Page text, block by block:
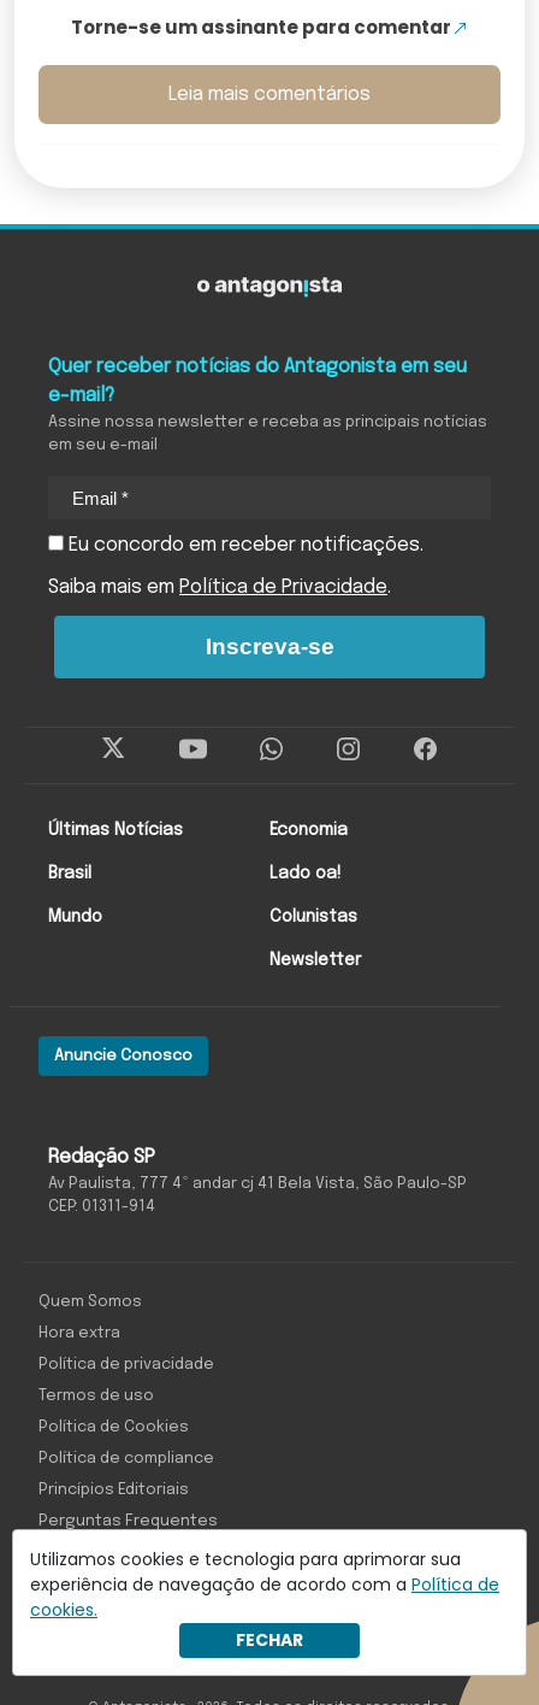
Torne-se um assinante para comentar
Leia mais comentários
Utilizamos cookies e tecnologia para aprimorar sua
experiência de navegação de acordo com a Política de
cookies.
FECHAR
Redação SP
Av Paulista, 777 4º andar cj 41 Bela Vista, São Paulo-SP
CEP: 01311-914
Anuncie Conosco
Últimas Notícias
Brasil
Mundo
Economia
Lado oa!
Colunistas
Newsletter
Quer receber notícias do Antagonista em seu
e-mail?
Assine nossa newsletter e receba as principais notícias
em seu e-mail
Eu concordo em receber notificações.
Saiba mais em Política de Privacidade.
Inscreva-se
Com inteligência e tecnologia:
Object1ve - Marketing Solution
Quem Somos
Hora extra
Política de privacidade
Termos de uso
Política de Cookies
Política de compliance
Princípios Editoriais
Perguntas Frequentes